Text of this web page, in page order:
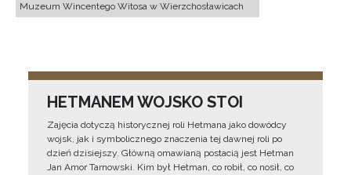
Muzeum Wincentego Witosa w Wierzchosławicach
HETMANEM WOJSKO STOI
Zajęcia dotyczą historycznej roli Hetmana jako dowódcy
wojsk, jak i symbolicznego znaczenia tej dawnej roli po
dzień dzisiejszy. Główną omawianą postacią jest Hetman
Jan Amor Tarnowski. Kim był Hetman, co robił, co nosił, co